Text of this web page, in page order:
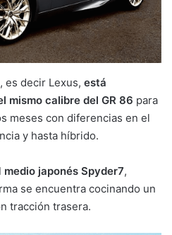
es decir Lexus, está
mismo calibre del GR 86 para
meses con diferencias en el
y hasta híbrido.
medio japonés Spyder7,
se encuentra cocinando un
tracción trasera.